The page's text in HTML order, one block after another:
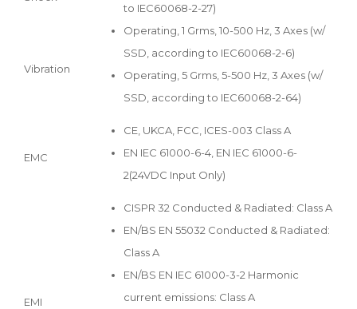
to IEC60068-2-27)
Vibration
Operating, 1 Grms, 10-500 Hz, 3 Axes (w/
SSD, according to IEC60068-2-6)
Operating, 5 Grms, 5-500 Hz, 3 Axes (w/
SSD, according to IEC60068-2-64)
EMC
CE, UKCA, FCC, ICES-003 Class A
EN IEC 61000-6-4, EN IEC 61000-6-
2(24VDC Input Only)
EMI
CISPR 32 Conducted & Radiated: Class A
EN/BS EN 55032 Conducted & Radiated:
Class A
EN/BS EN IEC 61000-3-2 Harmonic
current emissions: Class A